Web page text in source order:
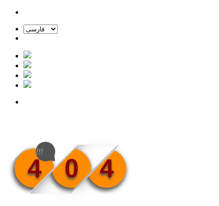
4 0 4
!!!